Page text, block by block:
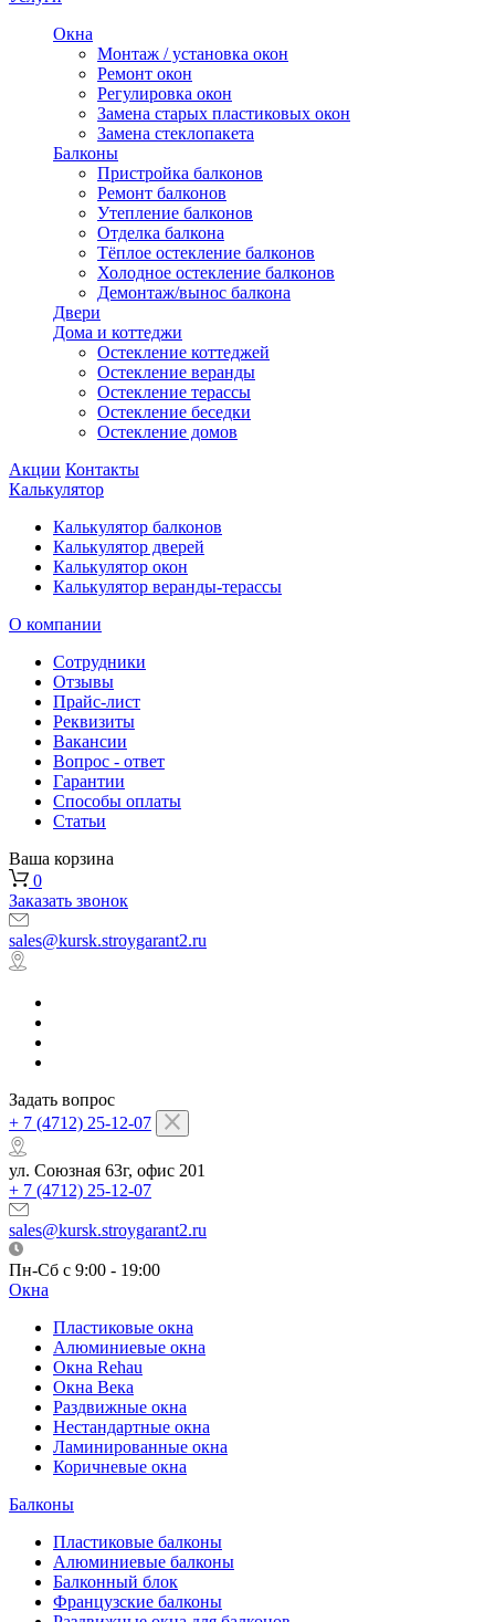
Окна
Монтаж / установка окон
Ремонт окон
Регулировка окон
Замена старых пластиковых окон
Замена стеклопакета
Балконы
Пристройка балконов
Ремонт балконов
Утепление балконов
Отделка балкона
Тёплое остекление балконов
Холодное остекление балконов
Демонтаж/вынос балкона
Двери
Дома и коттеджи
Остекление коттеджей
Остекление веранды
Остекление терассы
Остекление беседки
Остекление домов
Акции Контакты
Калькулятор
Калькулятор балконов
Калькулятор дверей
Калькулятор окон
Калькулятор веранды-терассы
О компании
Сотрудники
Отзывы
Прайс-лист
Реквизиты
Вакансии
Вопрос - ответ
Гарантии
Способы оплаты
Статьи
Ваша корзина
0
Заказать звонок
sales@kursk.stroygarant2.ru
Задать вопрос
+ 7 (4712) 25-12-07
ул. Союзная 63г, офис 201
+ 7 (4712) 25-12-07
sales@kursk.stroygarant2.ru
Пн-Сб с 9:00 - 19:00
Окна
Пластиковые окна
Алюминиевые окна
Окна Rehau
Окна Века
Раздвижные окна
Нестандартные окна
Ламинированные окна
Коричневые окна
Балконы
Пластиковые балконы
Алюминиевые балконы
Балконный блок
Французские балконы